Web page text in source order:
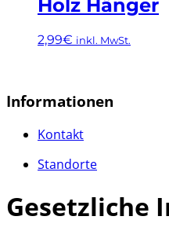
auf
Produktseite
mehrere
auf.
auf
Produktseite
werden
Holz Hänger
2,99€ inkl. MwSt.
weist
mehrere
Varianten
auf.
Optionen
auf
der
Informationen
Kontakt
Standorte
Gesetzliche